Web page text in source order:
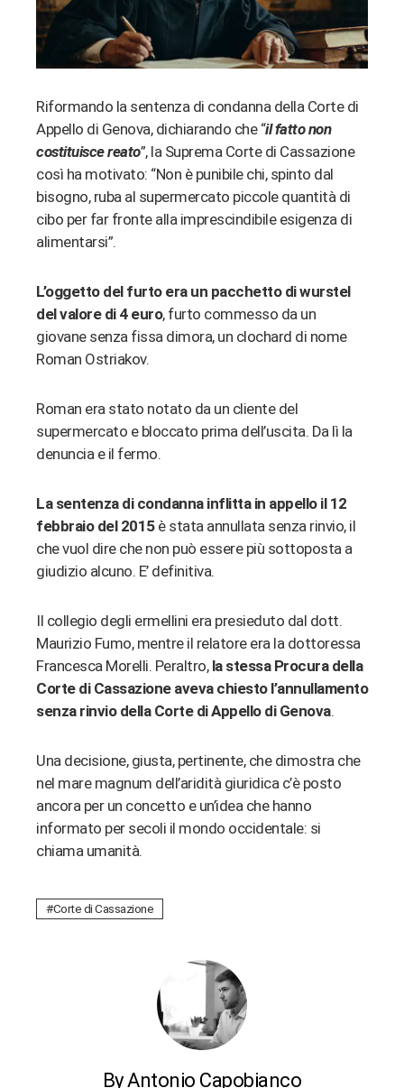
Riformando la sentenza di condanna della Corte di
Appello di Genova, dichiarando che “il fatto non
costituisce reato”, la Suprema Corte di Cassazione
così ha motivato: “Non è punibile chi, spinto dal
bisogno, ruba al supermercato piccole quantità di
cibo per far fronte alla imprescindibile esigenza di
alimentarsi”.
L’oggetto del furto era un pacchetto di wurstel
del valore di 4 euro, furto commesso da un
giovane senza fissa dimora, un clochard di nome
Roman Ostriakov.
Roman era stato notato da un cliente del
supermercato e bloccato prima dell’uscita. Da lì la
denuncia e il fermo.
La sentenza di condanna inflitta in appello il 12
febbraio del 2015è stata annullata senza rinvio, il
che vuol dire che non può essere più sottoposta a
giudizio alcuno. E’ definitiva.
Il collegio degli ermellini era presieduto dal dott.
Maurizio Fumo, mentre il relatore era la dottoressa
Francesca Morelli. Peraltro, la stessa Procura della
Corte di Cassazione aveva chiesto l’annullamento
senza rinvio della Corte di Appello di Genova.
Una decisione, giusta, pertinente, che dimostra che
nel mare magnum dell’aridità giuridica c’è posto
ancora per un concetto e un’idea che hanno
informato per secoli il mondo occidentale: si
chiama umanità.
Corte di Cassazione
By Antonio Capobianco